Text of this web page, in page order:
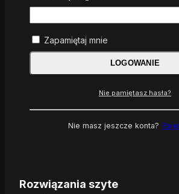
Rozwiązania szyte
Zapamiętaj mnie
LOGOWANIE
Nie pamiętasz hasła?
Nie masz jeszcze konta?